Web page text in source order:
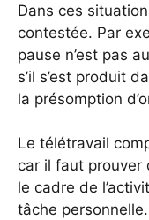
Dans ces
contestée. Par
pause n’est pas
s’il s’est produit
la présomption
Le télétravail
car il faut prouver
le cadre de
tâche